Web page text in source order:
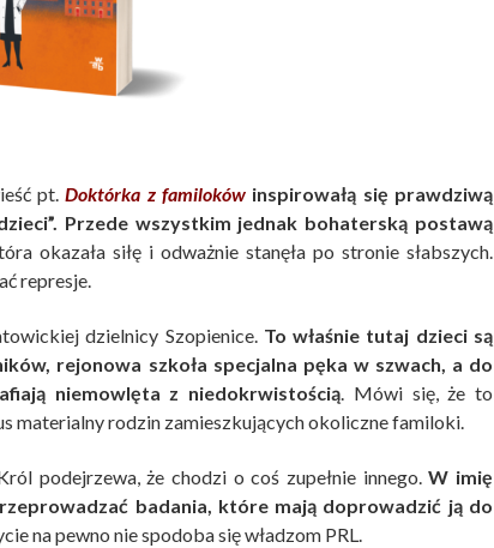
pt.Doktórka z familoków inspirowałą się prawdziwą
Przede wszystkim jednak bohaterską postawą
okazała siłę i odważnie stanęła po stronie słabszych.
represje.
dzielnicy Szopienice. To właśnie tutaj dzieci są
rejonowa szkoła specjalna pęka w szwach, a do
niemowlęta z niedokrwistością. Mówi się, że to
materialny rodzin zamieszkujących okoliczne familoki.
podejrzewa, że chodzi o coś zupełnie innego.W imię
badania, które mają doprowadzić ją do
na pewno nie spodoba się władzom PRL.